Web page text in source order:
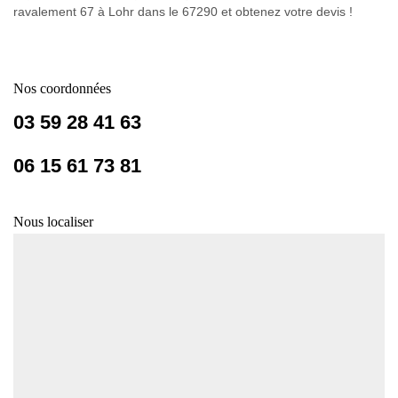
ravalement 67 à Lohr dans le 67290 et obtenez votre devis !
Nos coordonnées
03 59 28 41 63
06 15 61 73 81
Nous localiser